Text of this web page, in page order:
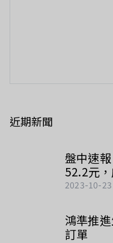
近期新聞
盤中速
52.2元
2023-10-23
鴻準推
訂單